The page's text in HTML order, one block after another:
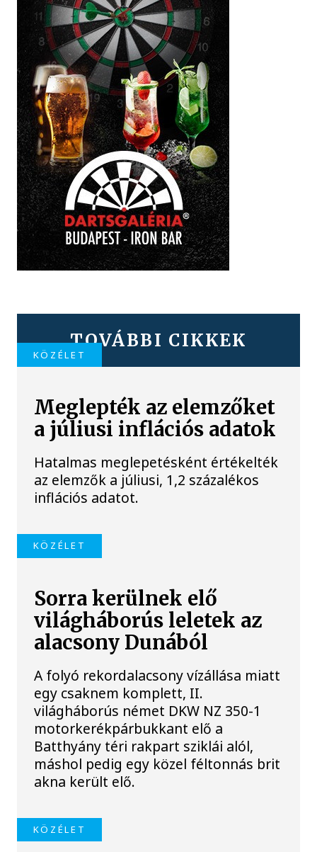
TOVÁBBI CIKKEK
KÖZÉLET
Meglepték az elemzőket
a júliusi inflációs adatok
Hatalmas meglepetésként értékelték
az elemzők a júliusi, 1,2 százalékos
inflációs adatot.
KÖZÉLET
Sorra kerülnek elő
világháborús leletek az
alacsony Dunából
A folyó rekordalacsony vízállása miatt
egy csaknem komplett, II.
világháborús német DKW NZ 350-1
motorkerékpárbukkant elő a
Batthyány téri rakpart sziklái alól,
máshol pedig egy közel féltonnás brit
akna került elő.
KÖZÉLET